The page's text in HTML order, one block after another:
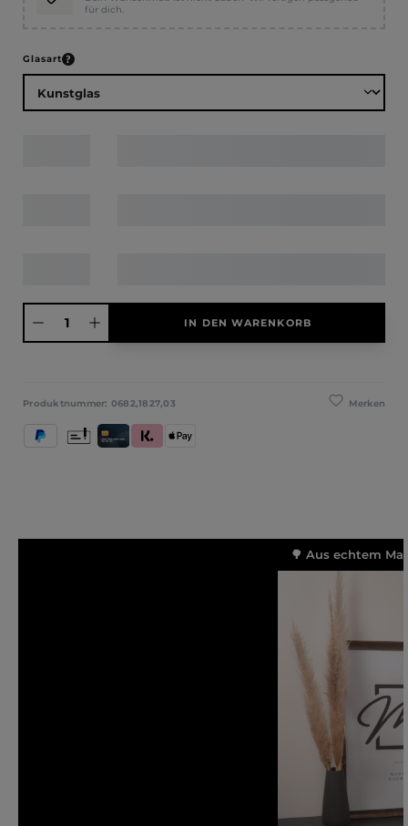
für dich.
Glasartauswählen
IN DEN WARENKORB
Merken
Produktnummer: 0682,1827,03
PayPal Kredit- und Debitkarte
Klarna (Rechnung / Ratenkauf / Sofort)
Apple Pay
Vorkasse
🌳 Aus echtem